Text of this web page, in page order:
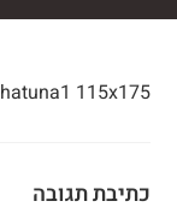
hatuna1 115x175
כתיבת תגובה